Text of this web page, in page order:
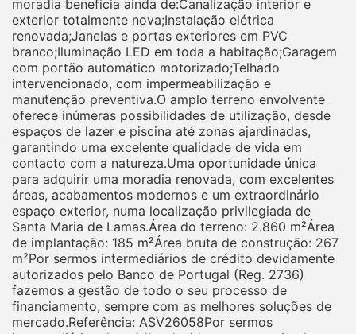
moradia beneficia ainda de:Canalização interior e
exterior totalmente nova;Instalação elétrica
renovada;Janelas e portas exteriores em PVC
branco;Iluminação LED em toda a habitação;Garagem
com portão automático motorizado;Telhado
intervencionado, com impermeabilização e
manutenção preventiva.O amplo terreno envolvente
oferece inúmeras possibilidades de utilização, desde
espaços de lazer e piscina até zonas ajardinadas,
garantindo uma excelente qualidade de vida em
contacto com a natureza.Uma oportunidade única
para adquirir uma moradia renovada, com excelentes
áreas, acabamentos modernos e um extraordinário
espaço exterior, numa localização privilegiada de
Santa Maria de Lamas.Área do terreno: 2.860 m²Área
de implantação: 185 m²Área bruta de construção: 267
m²Por sermos intermediários de crédito devidamente
autorizados pelo Banco de Portugal (Reg. 2736)
fazemos a gestão de todo o seu processo de
financiamento, sempre com as melhores soluções de
mercado.Referência: ASV26058Por sermos